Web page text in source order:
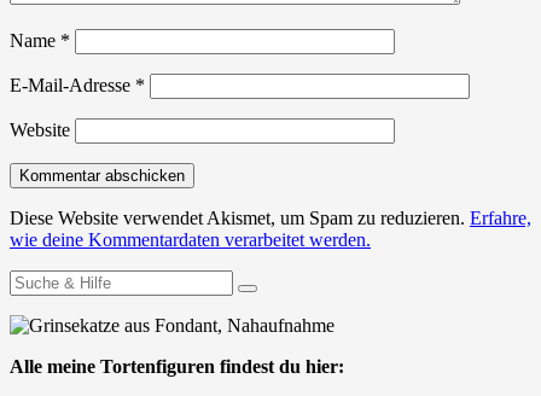
Name *
E-Mail-Adresse *
Website
Diese Website verwendet Akismet, um Spam zu reduzieren. Erfahre,
wie deine Kommentardaten verarbeitet werden.
Suchen
nach:
Alle meine Tortenfiguren findest du hier: